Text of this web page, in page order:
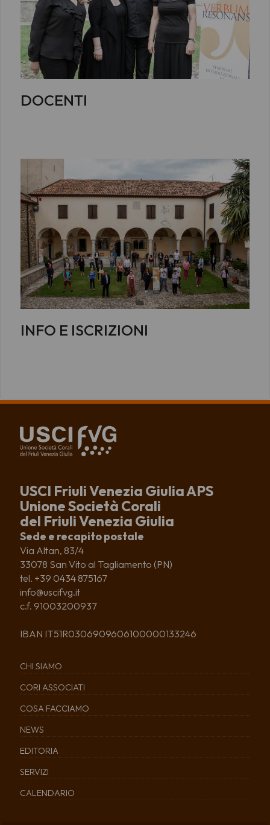
DOCENTI
INFO E ISCRIZIONI
USCI Friuli Venezia Giulia APS
Unione Società Corali
del Friuli Venezia Giulia
Sede e recapito postale
Via Altan, 83/4
33078 San Vito al Tagliamento (PN)
tel. +39 0434 875167
info@uscifvg.it
c.f. 91003200937
IBAN IT51R0306909606100000133246
CHI SIAMO
CORI ASSOCIATI
COSA FACCIAMO
NEWS
EDITORIA
SERVIZI
CALENDARIO